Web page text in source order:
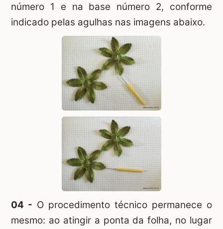
número 1 e na base número 2, conforme
indicado pelas agulhas nas imagens abaixo.
04 - O procedimento técnico permanece o
mesmo: ao atingir a ponta da folha, no lugar